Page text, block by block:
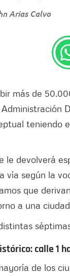
Arias Calvo
más de
teniendo
le devolverá
vía según la
que
a una
calle 1
de los